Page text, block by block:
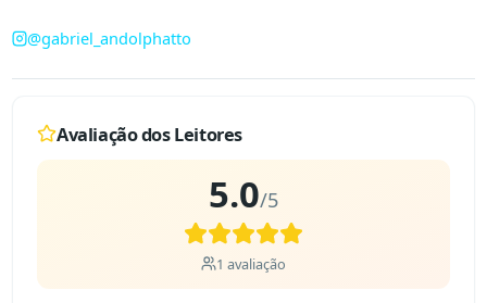
@gabriel_andolphatto
Avaliação dos Leitores
5.0/5
1 avaliação